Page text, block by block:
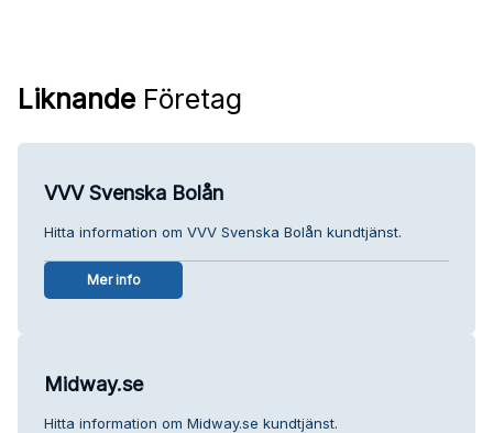
Liknande Företag
VVV Svenska Bolån
Hitta information om VVV Svenska Bolån kundtjänst.
Mer info
Midway.se
Hitta information om Midway.se kundtjänst.